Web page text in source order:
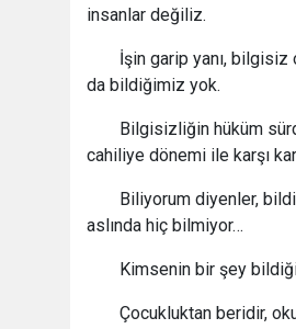
insanlar değiliz.
İşin garip yanı, bilgisiz
da bildiğimiz yok.
Bilgisizliğin hüküm
cahiliye dönemi ile karşı
Biliyorum diyenler,
aslında hiç bilmiyor…
Kimsenin bir şey
Çocukluktan beridir,